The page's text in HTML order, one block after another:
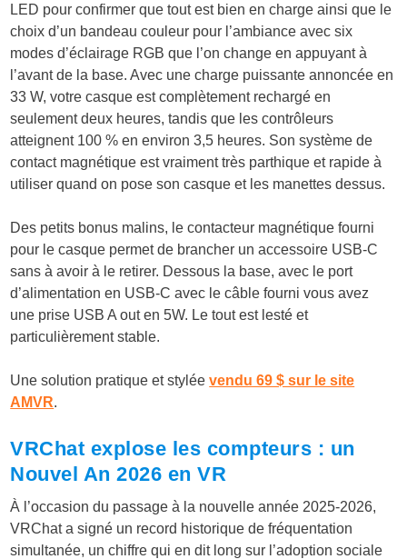
LED pour confirmer que tout est bien en charge ainsi que le
choix d’un bandeau couleur pour l’ambiance avec six
modes d’éclairage RGB que l’on change en appuyant à
l’avant de la base. Avec une charge puissante annoncée en
33 W, votre casque est complètement rechargé en
seulement deux heures, tandis que les contrôleurs
atteignent 100 % en environ 3,5 heures. Son système de
contact magnétique est vraiment très parthique et rapide à
utiliser quand on pose son casque et les manettes dessus.
Des petits bonus malins, le contacteur magnétique fourni
pour le casque permet de brancher un accessoire USB-C
sans à avoir à le retirer. Dessous la base, avec le port
d’alimentation en USB-C avec le câble fourni vous avez
une prise USB A out en 5W. Le tout est lesté et
particulièrement stable.
Une solution pratique et styléevendu 69 $ sur le site
AMVR.
VRChat explose les compteurs : un
Nouvel An 2026 en VR
À l’occasion du passage à la nouvelle année 2025-2026,
VRChat a signé un record historique de fréquentation
simultanée, un chiffre qui en dit long sur l’adoption sociale